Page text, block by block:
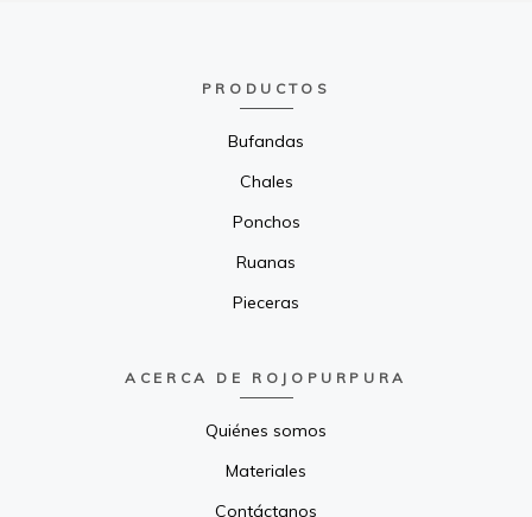
PRODUCTOS
Bufandas
Chales
Ponchos
Ruanas
Pieceras
ACERCA DE ROJOPURPURA
Quiénes somos
Materiales
Contáctanos